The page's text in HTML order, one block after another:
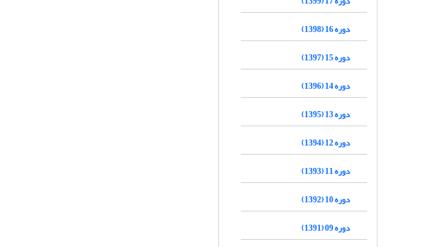
دوره 16 (1398)
دوره 15 (1397)
دوره 14 (1396)
دوره 13 (1395)
دوره 12 (1394)
دوره 11 (1393)
دوره 10 (1392)
دوره 09 (1391)